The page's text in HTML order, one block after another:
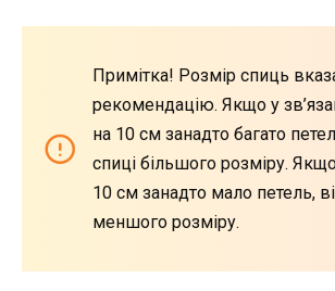
Примітка! Розмір спиць
рекомендацію. Якщо у
на 10 см занадто багато
спиці більшого розміру.
10 см занадто мало петель,
меншого розміру.